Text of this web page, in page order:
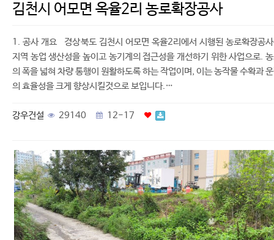
김천시 어모면 옥율2리 농로확장공사
1. 공사 개요 경상북도 김천시 어모면 옥율2리에서 시행된 농로확장공
지역 농업 생산성을 높이고 농기계의 접근성을 개선하기 위한 사업으로.
의 폭을 넓혀 차량 통행이 원활하도록 하는 작업이며, 이는 농작물 수확과
의 효율성을 크게 향상시킬것으로 보입니다.…
강우건설 29140 12-17